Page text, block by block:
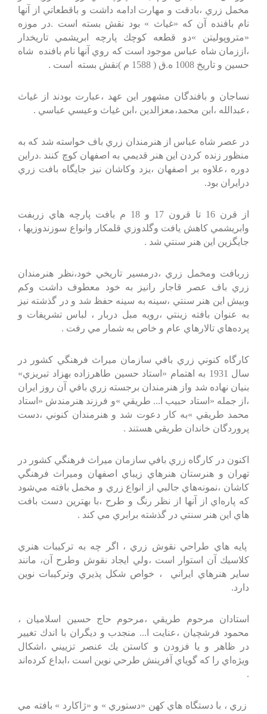
مخمل‌ زري‌ ،بادقت‌ و مهارت‌ ادامه‌ داشت‌ و باقطعاتي‌ از آنها
نام‌ بافنده‌ آن‌ كه‌ «غياث‌ » بود نقش‌ بسته‌ است‌ .در موزه‌
«متروپوليتن‌ »دو قطعه‌ كوچك‌ پارچه‌ ابريشمي‌ تاريخدار
،اززمان‌ شاه‌ عباس‌ موجود است‌ كه‌ روي‌ آنها نام‌ بافنده‌ شاه‌
حسين‌ و تاريخ‌ 1008 ه.ق‌ ( 1588 م‌ )نقش‌ بسته‌ است‌ .
نساجان‌ و بافندگان‌ مشهور اين‌ عهد ،عبارت‌ بودند از غياث‌
،عبدالله‌ ،ابن‌ محمد،معزالدين‌ ،ابن‌ غياث‌ وعيسي‌ عباسي‌ .
در عصر شاه‌ عباس‌ از هنرمندان‌ زري‌ باف‌ خواسته‌ شد كه‌ به‌
منظور زنده‌ كردن‌ اين‌ هنر قديمي‌ به‌ اصفهان‌ كوچ‌ كنند .دراين‌
دوره‌ ،علاوه‌ بر اصفهان‌ ،يزد وكاشان‌ نيز جايگاه‌ بافت‌ زري‌
درايران‌ بود.
از قرن‌ 16 تا قرون‌ 17 و 18 م‌ بافت‌ پارچه‌ هاي‌ زربفت‌
وابريشمي‌ كاهش‌ يافت‌ وگلدوزي‌ قلمكار وانواع‌ سوزندوزيها ،
جايگزين‌ اين‌ هنر سنتي‌ شد .
زربافت‌ ومخمل‌ زري‌ ،درمسير تاريخي‌ خود،نظر هنرمندان‌
زري‌ باف‌ عصر قاجار رانيز به‌ خود معطوف‌ داشت‌ وكم‌
وبيش‌ اين‌ هنر سنتي‌ ،سينه‌ به‌ سينه‌ حفظ‌ شد و در گذشته‌ نيز
به‌ عنوان‌ بافته‌ زينتي‌ ،رويه‌ مبل‌ دربار ، لباس‌ تشريفات‌ و
پرده‌هاي‌ تالارهاي‌ عام‌ و خاص‌ به‌ شمار مي‌ رفت‌ .
كارگاه‌ كنوني‌ زري‌ بافي‌ سازمان‌ ميراث‌ فرهنگي‌ كشور در
سال‌ 1931 به‌ اهتمام‌ «استاد حسين‌ طاهرزاده‌ بهزاد تبريزي‌»
بنيان‌ نهاده‌ شد واز هنرمندان‌ برجسته‌ زري‌ بافي‌ آن‌ روز ايران‌
،از جمله‌ «استاد حبيب‌ ا... طريقي‌ »و فرزند هنرمندش‌ «استاد
محمد طريقي‌ »به‌ كار دعوت‌ شد و هنرمندان‌ كنوني‌ ،دست‌
پروردگان‌ خاندان‌ طريقي‌ هستند .
اكنون‌ در كارگاه‌ زري‌ بافي‌ سازمان‌ ميراث‌ فرهنگي‌ كشور در
تهران‌ و هنرستان‌ هنرهاي‌ زيباي‌ اصفهان‌ وميراث‌ فرهنگي‌
كاشان‌ ،نمونه‌هاي‌ جالبي‌ از انواع‌ زري‌ و مخمل‌ بافته‌ مي‌شود
كه‌ پاره‌اي‌ از آنها از نظر رنگ‌ و طرح‌ ،با بهترين‌ دست‌ بافت‌
هاي‌ اين‌ هنر سنتي‌ در گذشته‌ برابري‌ مي‌ كند .
پايه‌ هاي‌ طراحي‌ نقوش‌ زري‌ ، اگر چه‌ به‌ تركيبات‌ هنري‌
كلاسيك‌ آن‌ استوار است‌ ،ولي‌ ايجاد نقوش‌ وطرح‌ آن‌، مانند
ساير هنرهاي‌ ايراني‌ ، خواص‌ شكل‌ پذيري‌ وتركيبات‌ نوين‌
دارد.
استادان‌ مرحوم‌ طريقي‌ ،مرحوم‌ حاج‌ حسين‌ اسلاميان‌ ،
محمود فرشچيان‌ ،عنايت‌ ا... منجدب‌ و ديگران‌ با اندك‌ تغيير
در ظاهر و يا فزودن‌ و كاستن‌ يك‌ عنصر تزييني‌ ،اشكال‌
ويژه‌اي‌ را كه‌ گوياي‌ آفرينش‌ طرحي‌ نوين‌ است‌ ،ابداع‌ كرده‌اند
.
زري‌ ، با دستگاه هاي‌ كهن‌ «دستوري‌ » و «ژاكارد » بافته‌ مي‌